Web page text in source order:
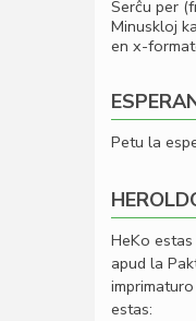
Serĉu per
Minuskloj
en x-
Petu la
HeKo
apud la
estas: